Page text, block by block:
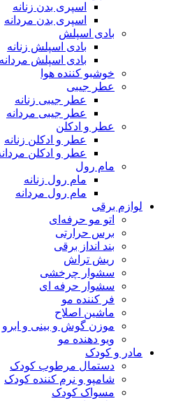
اسپری بدن زنانه
اسپری بدن مردانه
بادی اسپلش
بادی اسپلش زنانه
بادی اسپلش مردانه
خوشبو کننده هوا
عطر جیبی
عطر جیبی زنانه
عطر جیبی مردانه
عطر و ادکلن
عطر و ادکلن زنانه
عطر و ادکلن مردانه
مام رول
مام رول زنانه
مام رول مردانه
لوازم برقی
اتو مو حرفه‌ای
برس حرارتی
بند انداز برقی
ریش تراش
سشوار چرخشی
سشوار حرفه ای
فر کننده‌ مو
ماشین اصلاح
موزن گوش و بینی و ابرو
ویو دهنده مو
مادر و کودک
دستمال مرطوب کودک
شامپو و نرم کننده کودک
مسواک کودک